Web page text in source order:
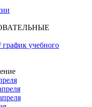
график учебного